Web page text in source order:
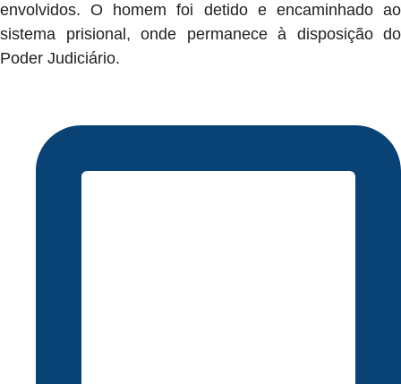
envolvidos. O homem foi detido e encaminhado ao
sistema prisional, onde permanece à disposição do
Poder Judiciário.